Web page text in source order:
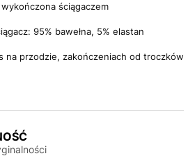
ściągaczem
95% bawełna, 5% elastan
na przodzie, zakończeniach od troczków